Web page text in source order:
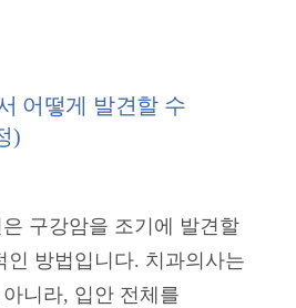
어떻게 발견할 수
)
구강암을 조기에 발견할
인 방법입니다. 치과의사는
니라, 입안 전체를